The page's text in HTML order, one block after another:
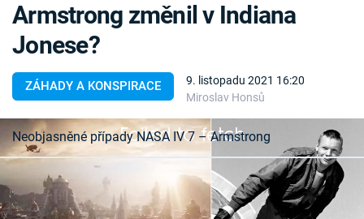
Témata
Témata
Pořady
TV Program
ZÁHADY A KONSPIRACE
9. listopadu 2021 16:20
Miroslav Honsů
Armstrong změnil v Indiana
Jonese?
Failed to fetch
Neobjasněné případy NASA IV 7 – Armstrong
Legendy o obřích obyvatelích tajemné Atlantidy a